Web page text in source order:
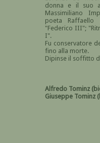
donna e il suo
Massimiliano
poeta Raffaello
"Federico III";
I".
Fu conservatore
fino alla morte.
Dipinse il soffitto
Alfredo Tominz
Giuseppe Tominz